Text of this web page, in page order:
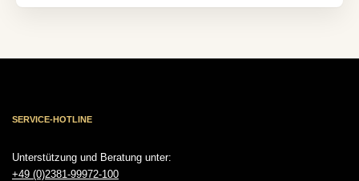
SERVICE-HOTLINE
Unterstützung und Beratung unter:
+49 (0)2381-99972-100